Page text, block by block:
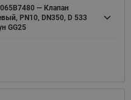
— Клапан
PN10, DN350, D 533
GG25